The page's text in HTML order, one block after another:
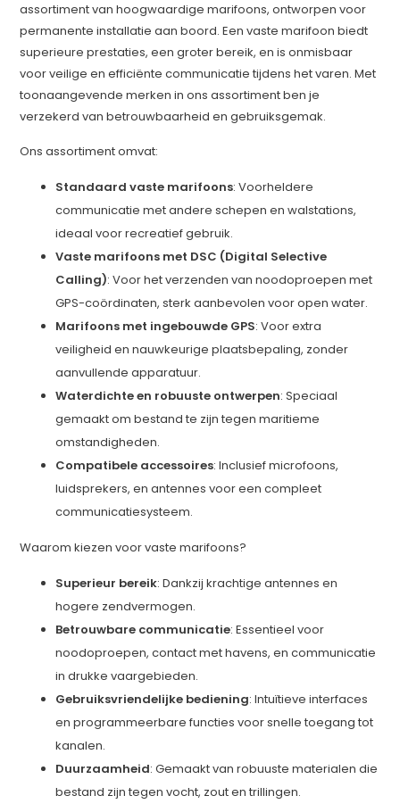
assortiment van hoogwaardige marifoons, ontworpen voor
permanente installatie aan boord. Een vaste marifoon biedt
superieure prestaties, een groter bereik, en is onmisbaar
voor veilige en efficiënte communicatie tijdens het varen. Met
toonaangevende merken in ons assortiment ben je
verzekerd van betrouwbaarheid en gebruiksgemak.
Ons assortiment omvat:
Standaard vaste marifoons: Voorheldere
communicatie met andere schepen en walstations,
ideaal voor recreatief gebruik.
Vaste marifoons met DSC (Digital Selective
Calling): Voor het verzenden van noodoproepen met
GPS-coördinaten, sterk aanbevolen voor open water.
Marifoons met ingebouwde GPS: Voor extra
veiligheid en nauwkeurige plaatsbepaling, zonder
aanvullende apparatuur.
Waterdichte en robuuste ontwerpen: Speciaal
gemaakt om bestand te zijn tegen maritieme
omstandigheden.
Compatibele accessoires: Inclusief microfoons,
luidsprekers, en antennes voor een compleet
communicatiesysteem.
Waarom kiezen voor vaste marifoons?
Superieur bereik: Dankzij krachtige antennes en
hogere zendvermogen.
Betrouwbare communicatie: Essentieel voor
noodoproepen, contact met havens, en communicatie
in drukke vaargebieden.
Gebruiksvriendelijke bediening: Intuïtieve interfaces
en programmeerbare functies voor snelle toegang tot
kanalen.
Duurzaamheid: Gemaakt van robuuste materialen die
bestand zijn tegen vocht, zout en trillingen.